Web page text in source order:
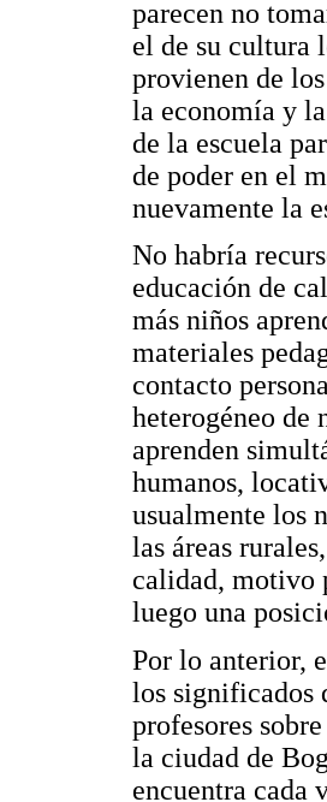
parecen no
el de su cultura
provienen de
la economía y
de la escuela
de poder en el
nuevamente la
No habría
educación de
más niños
materiales
contacto
heterogéneo de
aprenden
humanos,
usualmente los
las áreas
calidad, motivo
luego una
Por lo anterior,
los significados
profesores
la ciudad de
encuentra cada